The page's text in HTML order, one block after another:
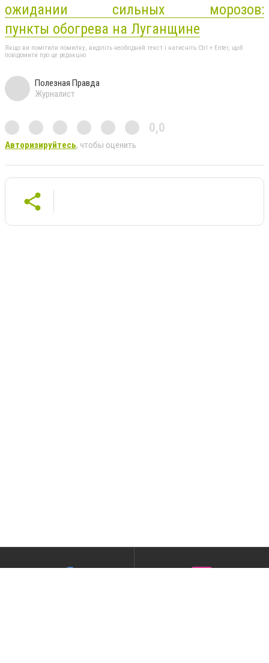
ожидании сильных морозов:
пункты обогрева на Луганщине
Якщо ви помітили помилку, виділіть необхідний текст і натисніть Ctrl + Enter, щоб
повідомити про це редакцію
Полезная Правда
Журналист
0,0
Авторизируйтесь, чтобы оценить